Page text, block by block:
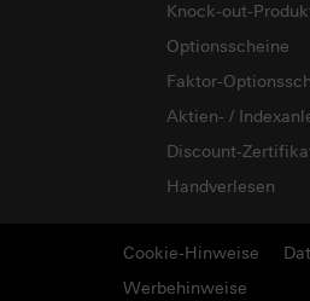
Knock-out-
Optionsscheine
Faktor-
Aktien- /
Discount-
Handverlesen
Cookie-Hinweise
Werbehinweise